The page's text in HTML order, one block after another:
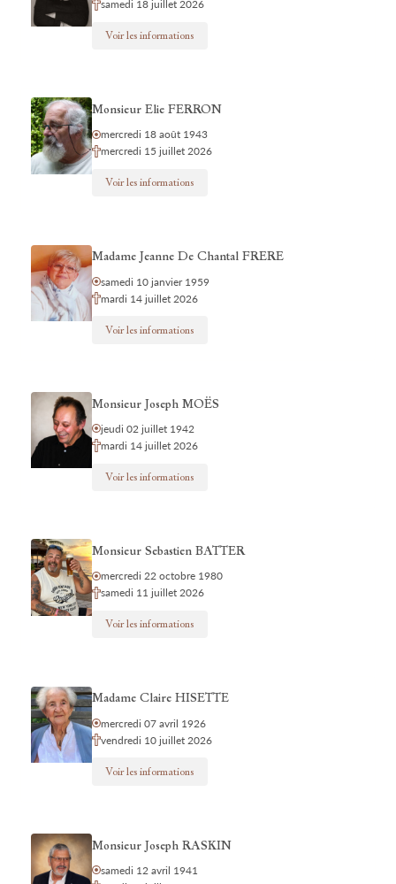
samedi 18 juillet 2026
Voir les informations
Monsieur Elie FERRON
mercredi 18 août 1943
mercredi 15 juillet 2026
Voir les informations
Madame Jeanne De Chantal FRERE
samedi 10 janvier 1959
mardi 14 juillet 2026
Voir les informations
Monsieur Joseph MOËS
jeudi 02 juillet 1942
mardi 14 juillet 2026
Voir les informations
Monsieur Sebastien BATTER
mercredi 22 octobre 1980
samedi 11 juillet 2026
Voir les informations
Madame Claire HISETTE
mercredi 07 avril 1926
vendredi 10 juillet 2026
Voir les informations
Monsieur Joseph RASKIN
samedi 12 avril 1941